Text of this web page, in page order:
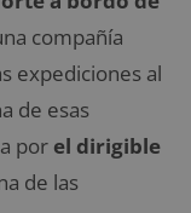
compañía
expediciones al
de esas
por el dirigible
de las